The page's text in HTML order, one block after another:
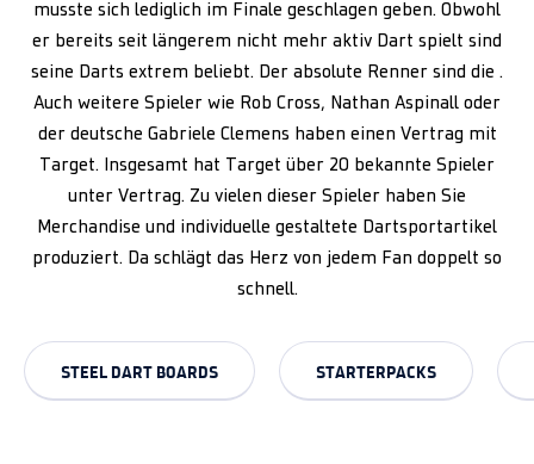
musste sich lediglich im Finale geschlagen geben. Obwohl
er bereits seit längerem nicht mehr aktiv Dart spielt sind
seine Darts extrem beliebt. Der absolute Renner sind die .
Auch weitere Spieler wie Rob Cross, Nathan Aspinall oder
der deutsche Gabriele Clemens haben einen Vertrag mit
Target. Insgesamt hat Target über 20 bekannte Spieler
unter Vertrag. Zu vielen dieser Spieler haben Sie
Merchandise und individuelle gestaltete Dartsportartikel
produziert. Da schlägt das Herz von jedem Fan doppelt so
schnell.
STEEL DART BOARDS STARTERPACKS